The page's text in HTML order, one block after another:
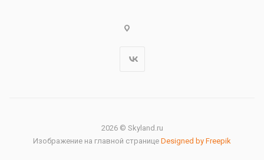
2026 © Skyland.ru
Изображение на главной странице Designed by Freepik